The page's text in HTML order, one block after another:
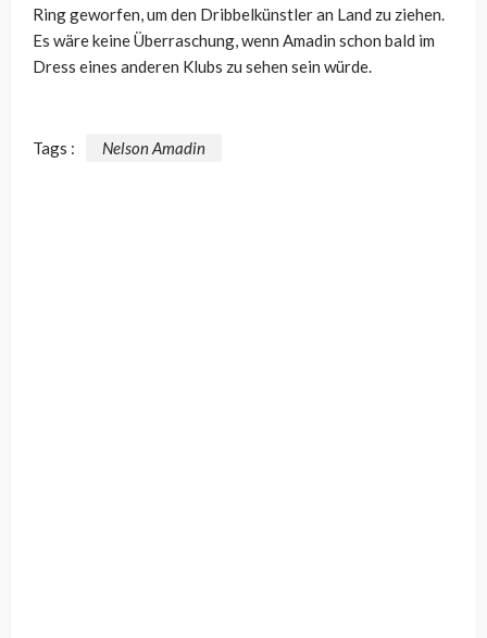
Ring geworfen, um den Dribbelkünstler an Land zu ziehen.
Es wäre keine Überraschung, wenn Amadin schon bald im
Dress eines anderen Klubs zu sehen sein würde.
Tags : Nelson Amadin